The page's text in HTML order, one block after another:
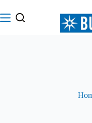
al
contenuto